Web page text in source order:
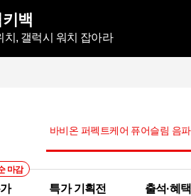
백
치, 갤럭시 워치 잡아라
마감
특가 기획전 출석·혜택